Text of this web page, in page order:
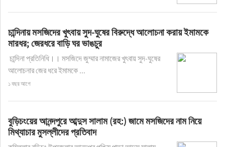
চান্দিনায় মসজিদের খুৎবায় সুদ-ঘুষের বিরুদ্ধে আলোচনা করায় ইমামকে
মারধর; জেরধরে বাড়ি ঘর ভাঙচুর
চান্দিনা প্রতিনিধি।। মসজিদে জুম্মার নামাজের খুৎবায় সুদ-ঘুষের
আলোচনার জের ধরে ইমামকে ...
১ বছর আগে
বুড়িচংয়ের আনন্দপুরে আব্দুস সালাম (রহ:) জামে মসজিদের নাম নিয়ে
মিথ্যাচার মুসল্লীদের প্রতিবাদ